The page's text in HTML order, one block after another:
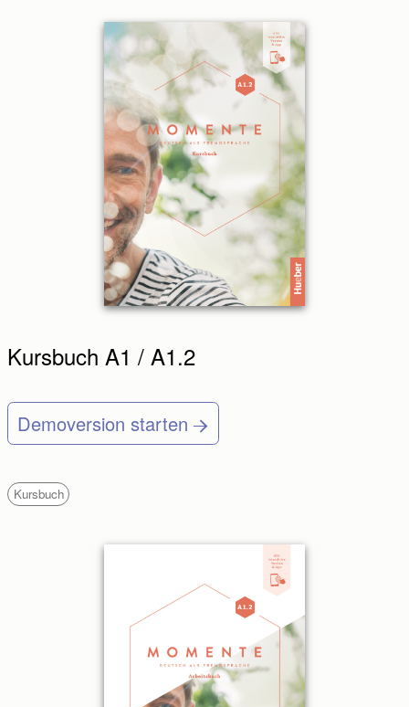
Kursbuch A1 / A1.2
Demoversion starten
Kursbuch